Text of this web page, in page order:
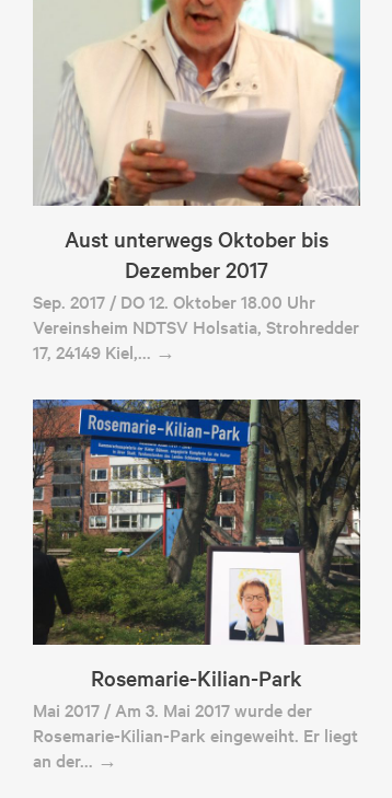
Aust unterwegs Oktober bis
Dezember 2017
Sep. 2017 / DO 12. Oktober 18.00 Uhr
Vereinsheim NDTSV Holsatia, Strohredder
17, 24149 Kiel,… →
Rosemarie-Kilian-Park
Mai 2017 / Am 3. Mai 2017 wurde der
Rosemarie-Kilian-Park eingeweiht. Er liegt
an der… →